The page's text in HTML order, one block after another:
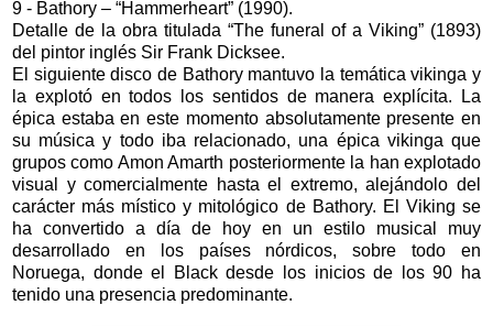
9 - Bathory – “Hammerheart” (1990).
Detalle de la obra titulada “The funeral of a Viking” (1893)
del pintor inglés Sir Frank Dicksee.
El siguiente disco de Bathory mantuvo la temática vikinga y
la explotó en todos los sentidos de manera explícita. La
épica estaba en este momento absolutamente presente en
su música y todo iba relacionado, una épica vikinga que
grupos como Amon Amarth posteriormente la han explotado
visual y comercialmente hasta el extremo, alejándolo del
carácter más místico y mitológico de Bathory. El Viking se
ha convertido a día de hoy en un estilo musical muy
desarrollado en los países nórdicos, sobre todo en
Noruega, donde el Black desde los inicios de los 90 ha
tenido una presencia predominante.